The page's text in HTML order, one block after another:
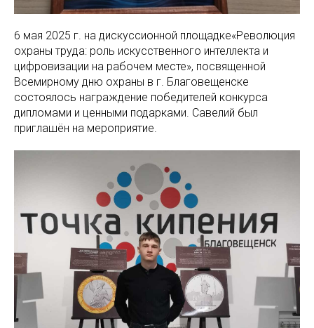
6 мая 2025 г. на дискуссионной площадке«Революция
охраны труда: роль искусственного интеллекта и
цифровизации на рабочем месте», посвященной
Всемирному дню охраны в г. Благовещенске
состоялось награждение победителей конкурса
дипломами и ценными подарками. Савелий был
приглашён на мероприятие.